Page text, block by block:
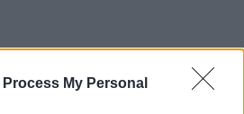
Process My Personal